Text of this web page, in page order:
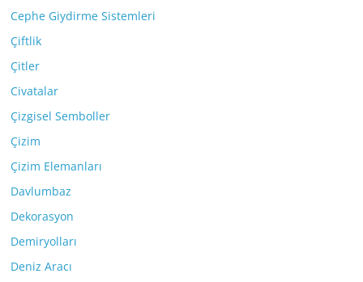
Cephe Giydirme Sistemleri
Çiftlik
Çitler
Civatalar
Çizgisel Semboller
Çizim
Çizim Elemanları
Davlumbaz
Dekorasyon
Demiryolları
Deniz Aracı